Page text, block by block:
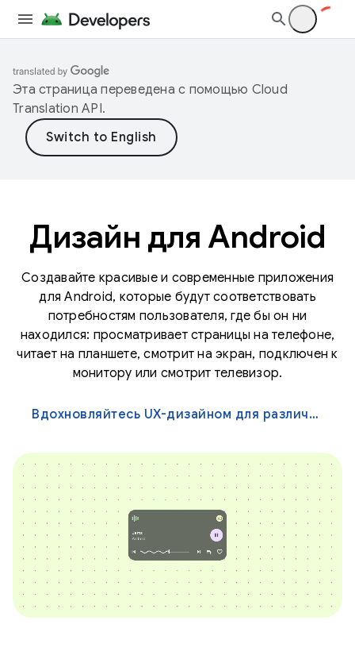
Эта страница переведена с помощью Cloud
Translation API.
Дизайн для Android
Создавайте красивые и современные приложения
для Android, которые будут соответствовать
потребностям пользователя, где бы он ни
находился: просматривает страницы на телефоне,
читает на планшете, смотрит на экран, подключен к
монитору или смотрит телевизор.
Вдохновляйтесь UX-дизайном для различных экранов →